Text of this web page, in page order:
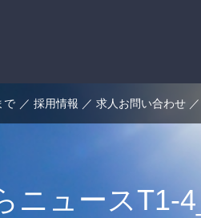
で 採用情報 求人お問い合わせ
ニュースT1-4_